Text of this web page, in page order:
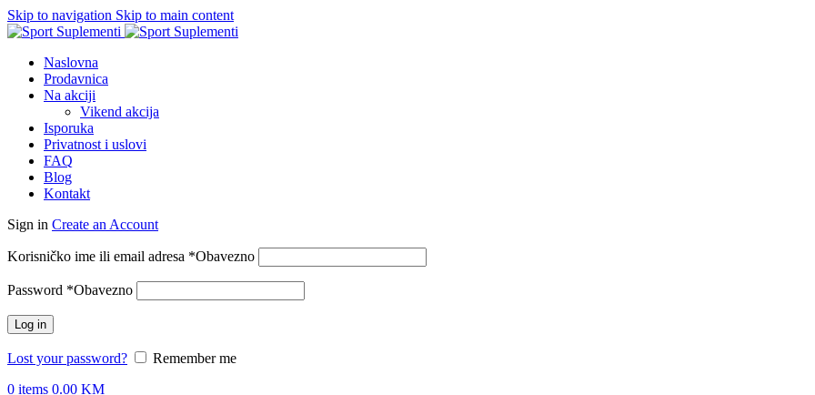
Skip to navigation Skip to main content
Naslovna
Prodavnica
Na akciji
Vikend akcija
Isporuka
Privatnost i uslovi
FAQ
Blog
Kontakt
Sign in Create an Account
Korisničko ime ili email adresa *Obavezno
Password *Obavezno
Log in
Lost your password?
Remember me
0 items 0.00 KM